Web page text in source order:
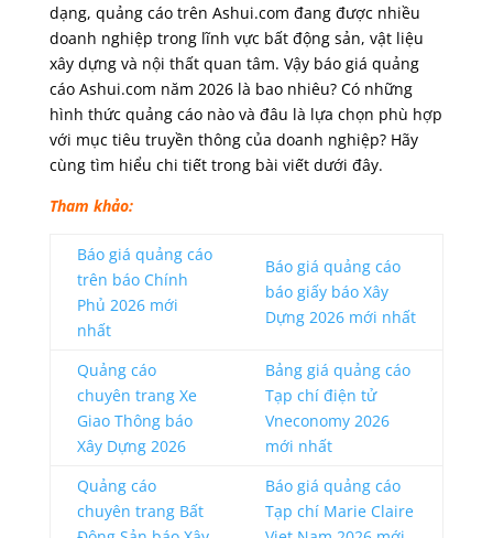
dạng, quảng cáo trên Ashui.com đang được nhiều
doanh nghiệp trong lĩnh vực bất động sản, vật liệu
xây dựng và nội thất quan tâm. Vậy báo giá quảng
cáo Ashui.com năm 2026 là bao nhiêu? Có những
hình thức quảng cáo nào và đâu là lựa chọn phù hợp
với mục tiêu truyền thông của doanh nghiệp? Hãy
cùng tìm hiểu chi tiết trong bài viết dưới đây.
Tham khảo:
Báo giá quảng cáo
trên báo Chính
Phủ 2026 mới
nhất
Báo giá quảng cáo
báo giấy báo Xây
Dựng 2026 mới nhất
Quảng cáo
chuyên trang Xe
Giao Thông báo
Xây Dựng 2026
Bảng giá quảng cáo
Tạp chí điện tử
Vneconomy 2026
mới nhất
Quảng cáo
chuyên trang Bất
Báo giá quảng cáo
Tạp chí Marie Claire